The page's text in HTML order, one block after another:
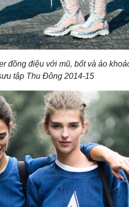
đồng điệu với mũ, bốt và áo
tập Thu Đông 2014-15